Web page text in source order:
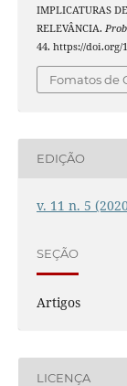
IMPLICATURAS
RELEVÂNCIA.
44. https://doi.org/
Fomatos de
EDIÇÃO
v. 11 n. 5
SEÇÃO
Artigos
LICENÇA